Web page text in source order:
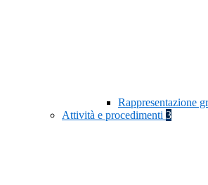
Rappresentazione
Attività e procedimenti 3